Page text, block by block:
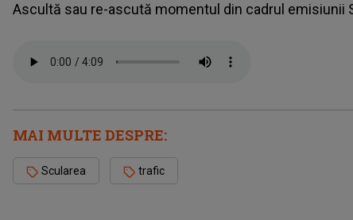
Ascultă sau re-ascută momentul din cadrul emisiunii
MAI MULTE DESPRE:
Scularea trafic